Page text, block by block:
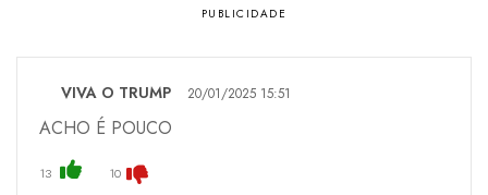
VIVA O TRUMP 20/01/2025 15:51
ACHO É POUCO
13 10